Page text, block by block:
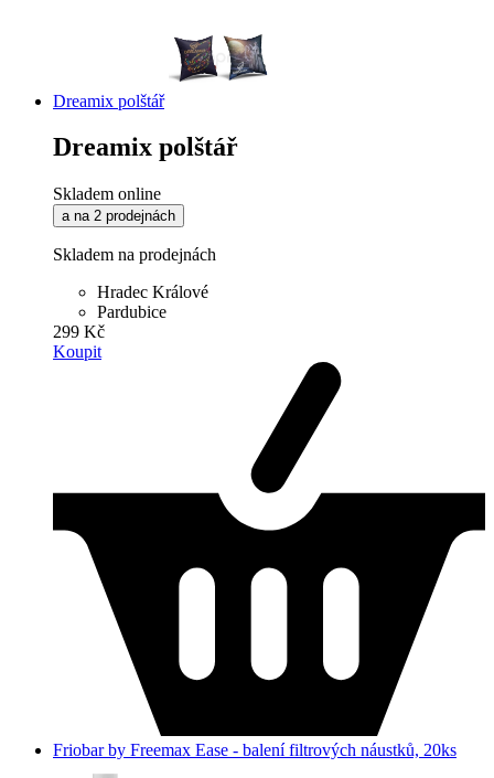
Dreamix polštář
Dreamix polštář
Skladem online
a na 2 prodejnách
Skladem na prodejnách
Hradec Králové
Pardubice
299 Kč
Koupit
Friobar by Freemax Ease - balení filtrových náustků, 20ks